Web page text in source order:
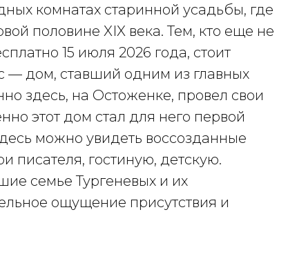
комнатах старинной усадьбы, где
половине XIX века. Тем, кто еще не
15 июля 2026 года, стоит
— дом, ставший одним из главных
здесь, на Остоженке, провел свои
этот дом стал для него первой
можно увидеть воссозданные
писателя, гостиную, детскую.
семье Тургеневых и их
ощущение присутствия и